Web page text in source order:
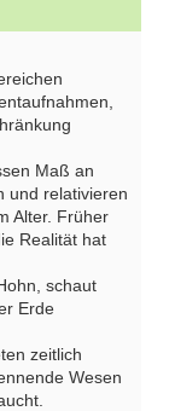
Maß an
und relativieren
Alter. Früher
Realität hat
schaut
Erde
zeitlich
Wesen